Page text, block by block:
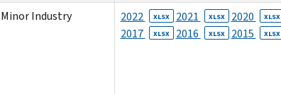
Minor Industry 2022 XLSX 2021 XLSX 2020 XLSX
2017 XLSX 2016 XLSX 2015 XLSX